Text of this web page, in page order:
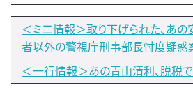
＜ミ二情報＞取り下げられた、あ
者以外の警視庁刑事部長忖度疑惑
＜一行情報＞あの青山清利、脱税